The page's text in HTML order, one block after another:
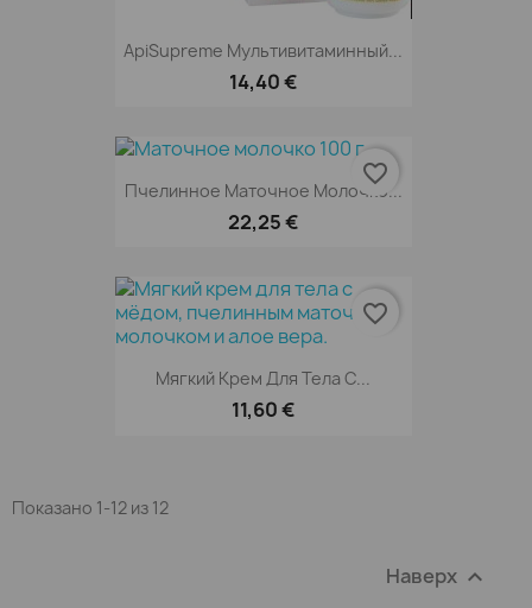
ApiSupreme Мультивитаминный...
14,40 €
Пчелинное Маточное Молочко...
22,25 €
favorite_border
Мягкий Крем Для Тела С...
11,60 €
favorite_border
Показано 1-12 из 12
Наверх 